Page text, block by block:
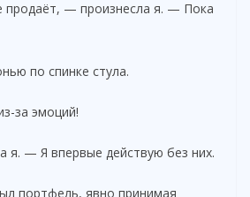
продаёт, — произнесла я. — Пока
по спинке стула.
за эмоций!
— Я впервые действую без них.
портфель, явно принимая